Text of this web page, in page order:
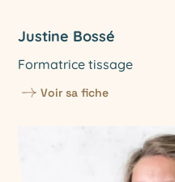
Justine Bossé
Formatrice tissage
Voir sa fiche